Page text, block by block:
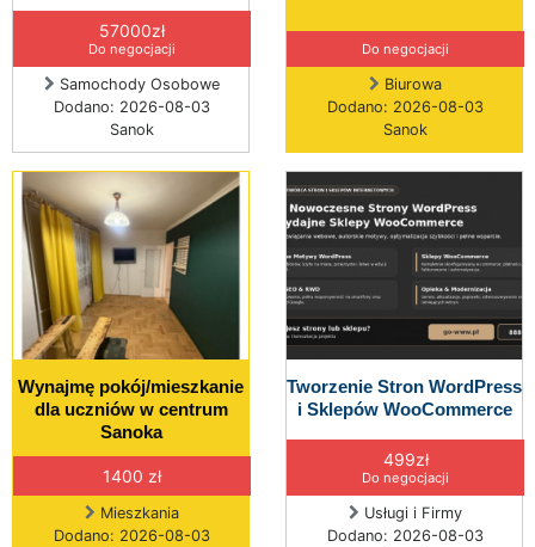
57000zł
Do negocjacji
Samochody Osobowe
Dodano: 2026-08-03
Sanok
Do negocjacji
Biurowa
Dodano: 2026-08-03
Sanok
Wynajmę pokój/mieszkanie
dla uczniów w centrum
Sanoka
1400 zł
Mieszkania
Dodano: 2026-08-03
Tworzenie Stron WordPress
i Sklepów WooCommerce
499zł
Do negocjacji
Usługi i Firmy
Dodano: 2026-08-03